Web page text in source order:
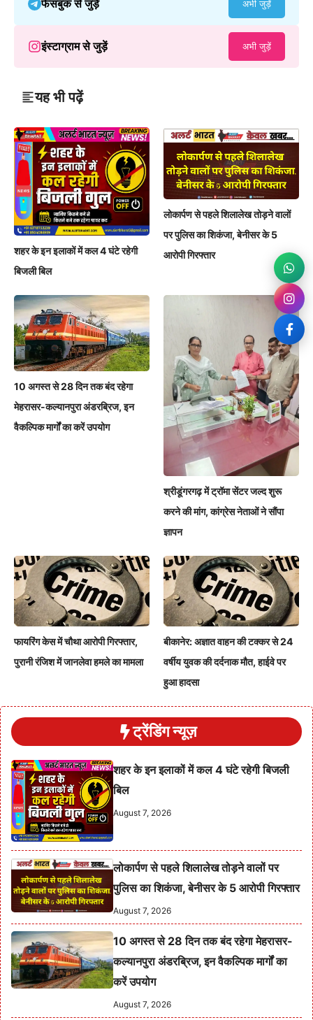
फेसबुक से जुड़ें अभी जुड़ें
इंस्टाग्राम से जुड़ें अभी जुड़ें
यह भी पढ़ें
शहर के इन इलाकों में कल 4 घंटे रहेगी
बिजली बिल
लोकार्पण से पहले शिलालेख तोड़ने वालों
पर पुलिस का शिकंजा, बेनीसर के 5
आरोपी गिरफ्तार
10 अगस्त से 28 दिन तक बंद रहेगा
मेहरासर-कल्यानपुरा अंडरब्रिज, इन
वैकल्पिक मार्गों का करें उपयोग
श्रीडूंगरगढ़ में ट्रॉमा सेंटर जल्द शुरू
करने की मांग, कांग्रेस नेताओं ने सौंपा
ज्ञापन
फायरिंग केस में चौथा आरोपी गिरफ्तार,
पुरानी रंजिश में जानलेवा हमले का मामला
बीकानेर: अज्ञात वाहन की टक्कर से 24
वर्षीय युवक की दर्दनाक मौत, हाईवे पर
हुआ हादसा
ट्रेंडिंग न्यूज़
शहर के इन इलाकों में कल 4 घंटे रहेगी बिजली
बिल
August 7, 2026
लोकार्पण से पहले शिलालेख तोड़ने वालों पर
पुलिस का शिकंजा, बेनीसर के 5 आरोपी गिरफ्तार
August 7, 2026
10 अगस्त से 28 दिन तक बंद रहेगा मेहरासर-
कल्यानपुरा अंडरब्रिज, इन वैकल्पिक मार्गों का
करें उपयोग
August 7, 2026